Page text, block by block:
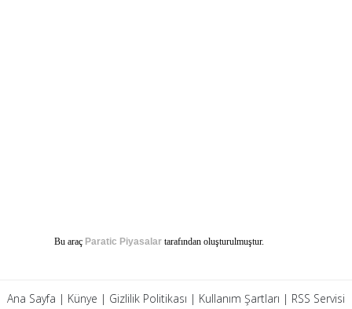
Bu araç Paratic Piyasalar tarafından oluşturulmuştur.
Ana Sayfa | Künye | Gizlilik Politikası | Kullanım Şartları | RSS Servisi